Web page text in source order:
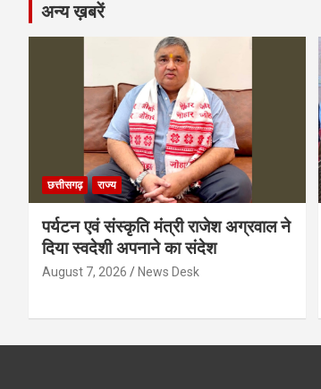
अन्य ख़बरें
छत्तीसगढ़ राज्य
पर्यटन एवं संस्कृति मंत्री राजेश अग्रवाल ने
दिया स्वदेशी अपनाने का संदेश
August 7, 2026 News Desk